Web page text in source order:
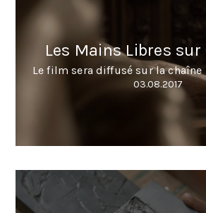
Les Mains Libres sur
Le film sera diffusé sur la chaîne
03.08.2017